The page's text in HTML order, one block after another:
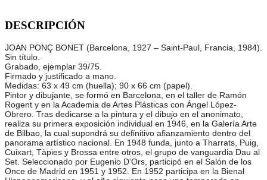
DESCRIPCIÓN
JOAN PONÇ BONET (Barcelona, 1927 – Saint-Paul, Francia, 1984).
Sin título.
Grabado, ejemplar 39/75.
Firmado y justificado a mano.
Medidas: 63 x 49 cm (huella); 90 x 66 cm (papel).
Pintor y dibujante, se formó en Barcelona, en el taller de Ramón
Rogent y en la Academia de Artes Plásticas con Ángel López-
Obrero. Tras dedicarse a la pintura y el dibujo en el anonimato,
realiza su primera exposición individual en 1946, en la Galería Arte
de Bilbao, la cual supondrá su definitivo afianzamiento dentro del
panorama artístico nacional. En 1948 funda, junto a Tharrats, Puig,
Cuixart, Tàpies y Brossa entre otros, el grupo de vanguardia Dau al
Set. Seleccionado por Eugenio D’Ors, participó en el Salón de los
Once de Madrid en 1951 y 1952. En 1952 participa en la Bienal